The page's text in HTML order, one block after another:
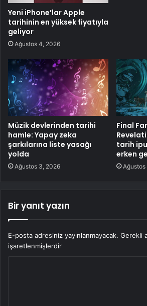
Yeni iPhone’lar Apple
tarihinin en yüksek fiyatıyla
geliyor
Ağustos 4, 2026
Müzik devlerinden tarihi
hamle: Yapay zeka
şarkılarına liste yasağı
yolda
Ağustos 3, 2026
Final
tarih
erken
Bir yanıt yazın
E-posta adresiniz yayınlanmayacak. Gerekli
işaretlenmişlerdir